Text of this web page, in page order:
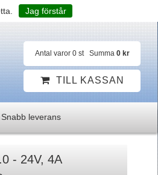
Jag förstår
Antal varor 0 st Summa 0 kr
TILL KASSAN
Snabb leverans
- 24V, 4A